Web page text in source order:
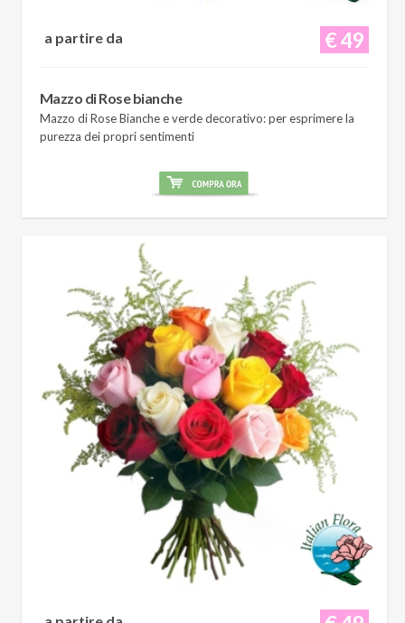
€ 49
a partire da
Mazzo di Rose bianche
Mazzo di Rose Bianche e verde decorativo: per esprimere la
purezza dei propri sentimenti